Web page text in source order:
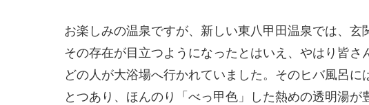
お楽しみの温泉ですが、新しい東八甲田温泉では、玄
その存在が目立つようになったとはいえ、やはり皆
どの人が大浴場へ行かれていました。そのヒバ風呂
とつあり、ほんのり「べっ甲色」した熱めの透明湯